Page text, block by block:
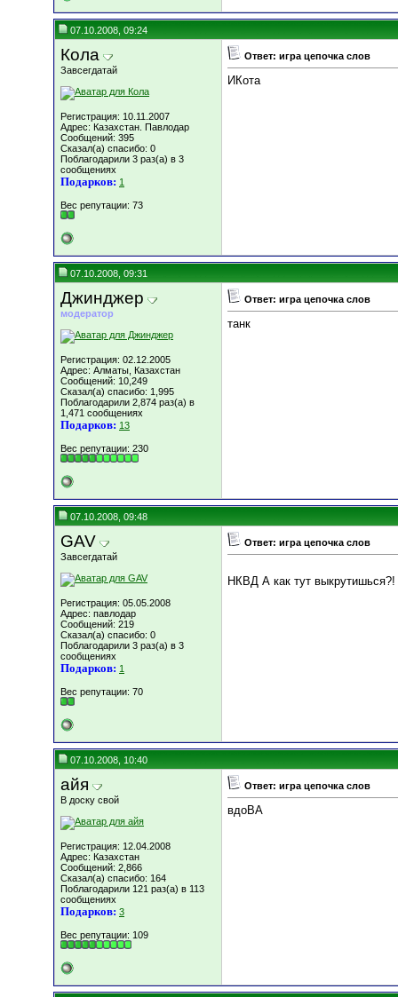
07.10.2008, 09:24
Кола
Завсегдатай
Регистрация: 10.11.2007
Адрес: Казахстан. Павлодар
Сообщений: 395
Сказал(а) спасибо: 0
Поблагодарили 3 раз(а) в 3
сообщениях
Подарков: 1
Вес репутации: 73
Ответ: игра цепочка слов
ИКота
07.10.2008, 09:31
Джинджер
модератор
Регистрация: 02.12.2005
Адрес: Алматы, Казахстан
Сообщений: 10,249
Сказал(а) спасибо: 1,995
Поблагодарили 2,874 раз(а) в
1,471 сообщениях
Подарков: 13
Вес репутации: 230
Ответ: игра цепочка слов
танк
07.10.2008, 09:48
GAV
Завсегдатай
Регистрация: 05.05.2008
Адрес: павлодар
Сообщений: 219
Сказал(а) спасибо: 0
Поблагодарили 3 раз(а) в 3
сообщениях
Подарков: 1
Вес репутации: 70
Ответ: игра цепочка слов
НКВД А как тут выкрутишься?!
07.10.2008, 10:40
айя
В доску свой
Регистрация: 12.04.2008
Адрес: Казахстан
Сообщений: 2,866
Сказал(а) спасибо: 164
Поблагодарили 121 раз(а) в 113
сообщениях
Подарков: 3
Вес репутации: 109
Ответ: игра цепочка слов
вдоВА